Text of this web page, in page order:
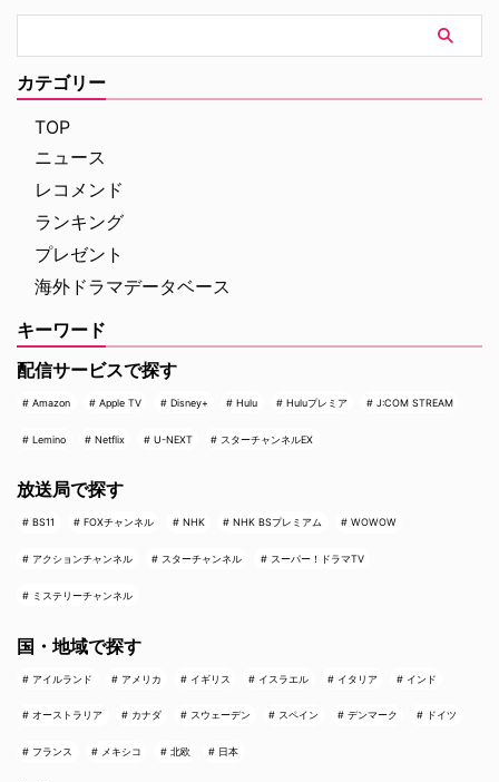
しながら、事件と陰謀が展開して
カテゴリー
TOP
ニュース
レコメンド
ランキング
プレゼント
海外ドラマデータベース
キーワード
配信サービスで探す
Amazon Apple TV Disney+ Hulu Huluプレミア J:COM STREAM
Lemino Netflix U-NEXT スターチャンネルEX
放送局で探す
BS11 FOXチャンネル NHK NHK BSプレミアム WOWOW
アクションチャンネル スターチャンネル スーパー！ドラマTV
ミステリーチャンネル
国・地域で探す
アイルランド アメリカ イギリス イスラエル イタリア インド
オーストラリア カナダ スウェーデン スペイン デンマーク ドイツ
フランス メキシコ 北欧 日本